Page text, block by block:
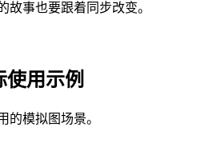
故事也要跟着同步改变。
用示例
的模拟图场景。